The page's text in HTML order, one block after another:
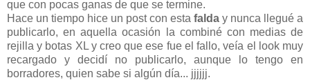
que con pocas ganas de que se termine.
Hace un tiempo hice un post con esta falda y nunca llegué a
publicarlo, en aquella ocasión la combiné con medias de
rejilla y botas XL y creo que ese fue el fallo, veía el look muy
recargado y decidí no publicarlo, aunque lo tengo en
borradores, quien sabe si algún día... jjjjjj.